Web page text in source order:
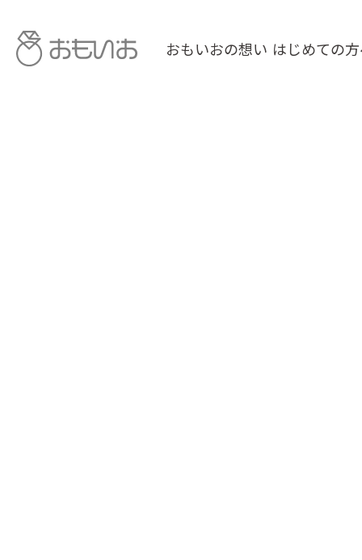
おもいおの想い はじめての